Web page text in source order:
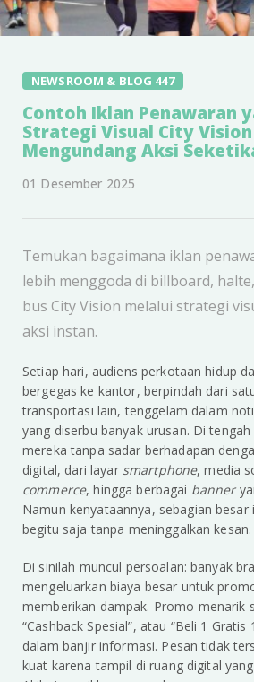
NEWSROOM & BLOG 447
Contoh Iklan Penawaran
Strategi Visual City
Mengundang Aksi
01 Desember 2025
Temukan bagaimana iklan
lebih menggoda di billboard,
bus City Vision melalui strategi
aksi instan.
Setiap hari, audiens perkotaan hidup
bergegas ke kantor, berpindah dari
transportasi lain, tenggelam dalam
yang diserbu banyak urusan. Di
mereka tanpa sadar berhadapan
digital, dari layar smartphone, media
commerce, hingga berbagai banner
Namun kenyataannya, sebagian
begitu saja tanpa meninggalkan kesan.
Di sinilah muncul persoalan: banyak
mengeluarkan biaya besar untuk
memberikan dampak. Promo menarik
“Cashback Spesial”, atau “Beli 1
dalam banjir informasi. Pesan tidak
kuat karena tampil di ruang digital